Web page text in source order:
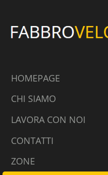
HOMEPAGE
CHI SIAMO
LAVORA CON NOI
CONTATTI
ZONE